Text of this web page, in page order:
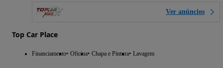
Ver anúncios
Top Car Place
Financiamento Oficina Chapa e Pintura Lavagem